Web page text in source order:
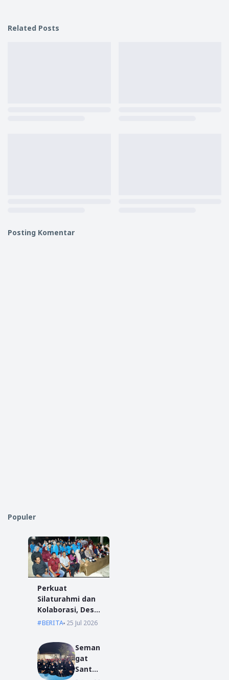
Related Posts
Posting Komentar
Populer
Perkuat
Silaturahmi dan
Kolaborasi, Desa
Antibar Sambut
IAIN Pontianak
dan UM
Pontianak
BERITA 25 Jul 2026
Seman
gat
Santri